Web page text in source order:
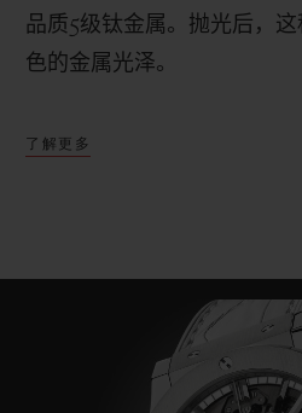
品质5级钛金属。抛光后，
色的金属光泽。
了解更多